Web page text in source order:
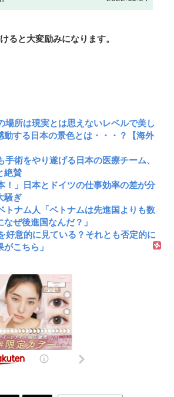
ると大変励みになります。
場所は現実とは思えないレベルで美し
する日本の景色とは・・・？【海外
手術をやり遂げる日本の医療チーム、
絶賛
！」日本とドイツの仕事効率の差が分
騒ぎ
トナム人「ベトナムは先進国よりも数
ぜ後進国なんだ？」
好意的に見ている？それとも否定的に
こちら」